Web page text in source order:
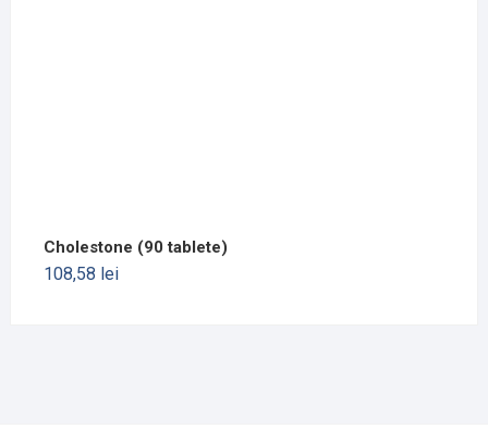
Cholestone (90 tablete)
108,58 lei